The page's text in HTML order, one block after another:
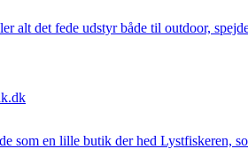
alt det fede udstyr både til outdoor,
som en lille butik der hed Lystfiskeren,